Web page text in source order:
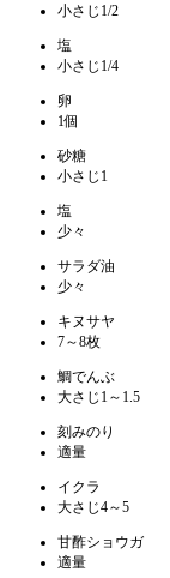
小さじ1/2
塩
小さじ1/4
卵
1個
砂糖
小さじ1
塩
少々
サラダ油
少々
キヌサヤ
7～8枚
鯛でんぶ
大さじ1～1.5
刻みのり
適量
イクラ
大さじ4～5
甘酢ショウガ
適量